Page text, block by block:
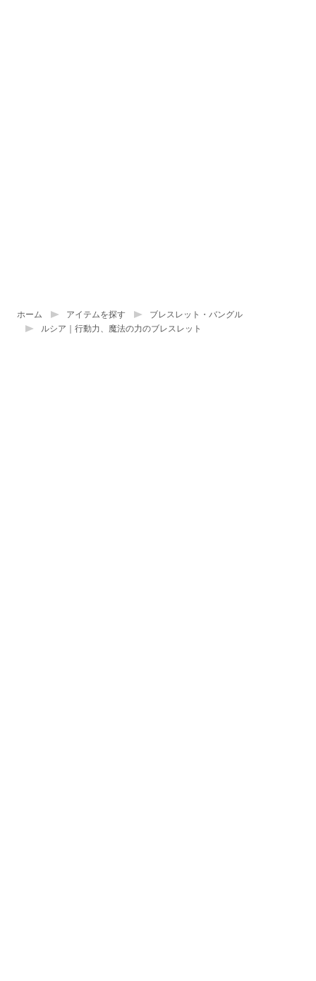
ホーム アイテムを探す
ブレスレット・バングル
ルシア｜行動力、魔法の力のブレスレット